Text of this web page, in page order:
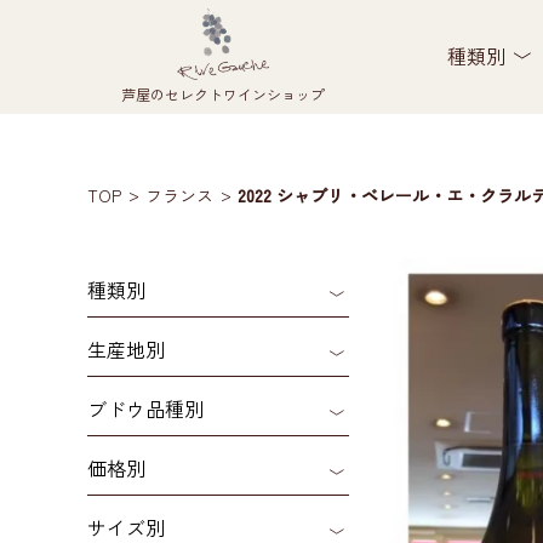
芦屋のセレクトワインショップ
種類別
TOP フランス 2022 シャブリ・ベレール・エ・クラ
種類別
生産地別
ブドウ品種別
価格別
サイズ別